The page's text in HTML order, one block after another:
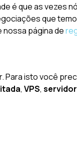
é que as vezes
que
página de
Para isto você
, VPS,